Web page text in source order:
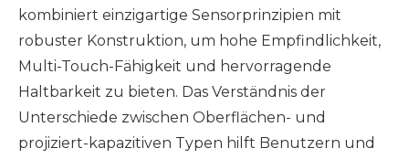
kombiniert einzigartige Sensorprinzipien mit
robuster Konstruktion, um hohe Empfindlichkeit,
Multi-Touch-Fähigkeit und hervorragende
Haltbarkeit zu bieten. Das Verständnis der
Unterschiede zwischen Oberflächen- und
projiziert-kapazitiven Typen hilft Benutzern und